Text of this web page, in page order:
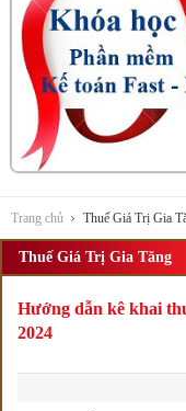
Trang chủ Thuế Giá Trị Gia
Thuế Giá Trị Gia Tăng
Hướng dẫn kê khai
2024